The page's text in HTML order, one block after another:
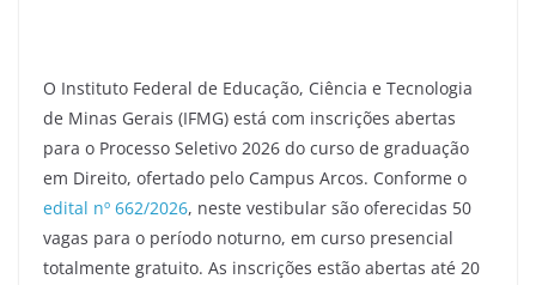
O Instituto Federal de Educação, Ciência e Tecnologia
de Minas Gerais (IFMG) está com inscrições abertas
para o Processo Seletivo 2026 do curso de graduação
em Direito, ofertado pelo Campus Arcos. Conforme o
edital nº 662/2026, neste vestibular são oferecidas 50
vagas para o período noturno, em curso presencial
totalmente gratuito. As inscrições estão abertas até 20